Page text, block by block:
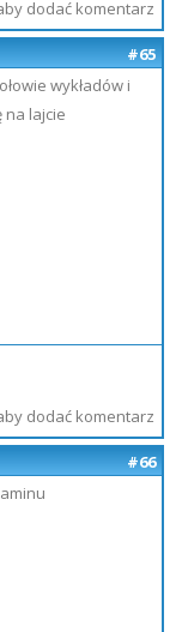
dodać komentarz
#65
wykładów i
na lajcie
dodać komentarz
#66